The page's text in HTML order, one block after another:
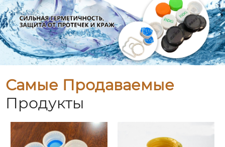
Самые Продаваемые
Продукты